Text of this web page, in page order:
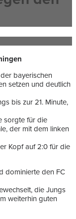
bayerischen
setzen und deutlich
bis zur 21. Minute,
sorgte für die
der mit dem linken
Kopf auf 2:0 für die
dominierte den FC
die Jungs
weiterhin guten